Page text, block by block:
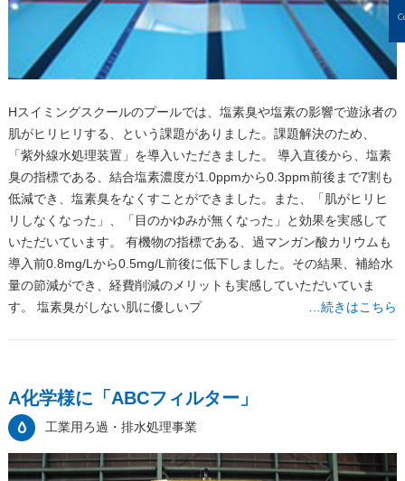
Hスイミングスクールのプールでは、塩素臭や塩素の影響で遊泳者の
肌がヒリヒリする、という課題がありました。課題解決のため、
「紫外線水処理装置」を導入いただきました。 導入直後から、塩素
臭の指標である、結合塩素濃度が1.0ppmから0.3ppm前後まで7割も
低減でき、塩素臭をなくすことができました。また、「肌がヒリヒ
リしなくなった」、「目のかゆみが無くなった」と効果を実感して
いただいています。 有機物の指標である、過マンガン酸カリウムも
導入前0.8mg/Lから0.5mg/L前後に低下しました。その結果、補給水
量の節減ができ、経費削減のメリットも実感していただいていま
す。 塩素臭がしない肌に優しいプ
…続きはこちら
A化学様に「ABCフィルター」
工業用ろ過・排水処理事業